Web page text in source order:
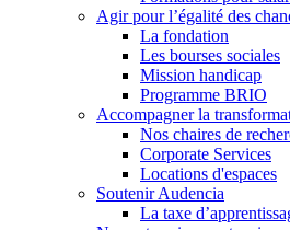
Agir pour l’égalité des
La fondation
Les bourses sociales
Mission handicap
Programme BRIO
Accompagner la
Nos chaires de
Corporate Services
Locations d'espaces
Soutenir Audencia
La taxe